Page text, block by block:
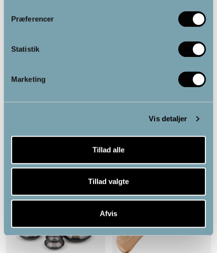
Præferencer
Statistik
Marketing
Vis detaljer
Tillad alle
Tillad valgte
Afvis
Jordingsmåtte
467.00kr.
Ortopædisk siddepude
359.00kr.